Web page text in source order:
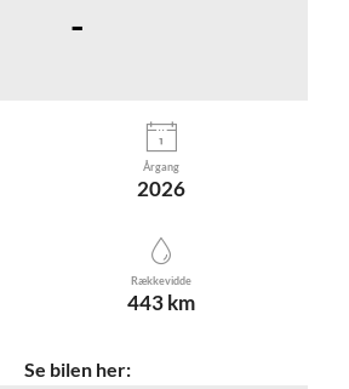
-
Årgang
2026
Rækkevidde
443 km
Se bilen her: